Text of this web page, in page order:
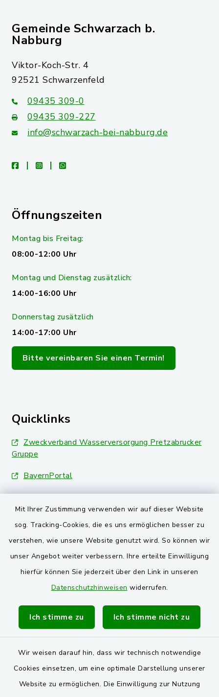
Mit Ihrer Zustimmung verwenden wir auf dieser Website
sog. Tracking-Cookies, die es uns ermöglichen besser zu
verstehen, wie unsere Website genutzt wird. So können wir
unser Angebot weiter verbessern. Ihre erteilte Einwilligung
hierfür können Sie jederzeit über den Link in unseren
Datenschutzhinweisen widerrufen.
Ich stimme zu Ich stimme nicht zu
Wir weisen darauf hin, dass wir technisch notwendige
Cookies einsetzen, um eine optimale Darstellung unserer
Website zu ermöglichen. Die Einwilligung zur Nutzung
Gemeinde Schwarzach b.
Nabburg
Viktor-Koch-Str. 4
92521 Schwarzenfeld
09435 309-0
09435 309-227
info@schwarzach-bei-nabburg.de
facebookinstagramwhatsapp
Öffnungszeiten
Montag bis Freitag:
08:00-12:00 Uhr
Montag und Dienstag zusätzlich:
14:00-16:00 Uhr
Donnerstag zusätzlich
14:00-17:00 Uhr
Bitte vereinbaren Sie einen Termin!
Quicklinks
Zweckverband Wasserversorgung Pretzabrucker
Gruppe
BayernPortal
Landkreis Schwandorf
VG und Gemeinden
Markt Schwarzenfeld
Gemeinde Stulln
Verwaltungsgemeinschaft Schwarzenfeld